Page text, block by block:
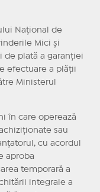
Național de
Mici și
de plată a garanției
efectuare a plății
Ministerul
în care operează
sau
cu acordul
aproba
temporară a
integrale a